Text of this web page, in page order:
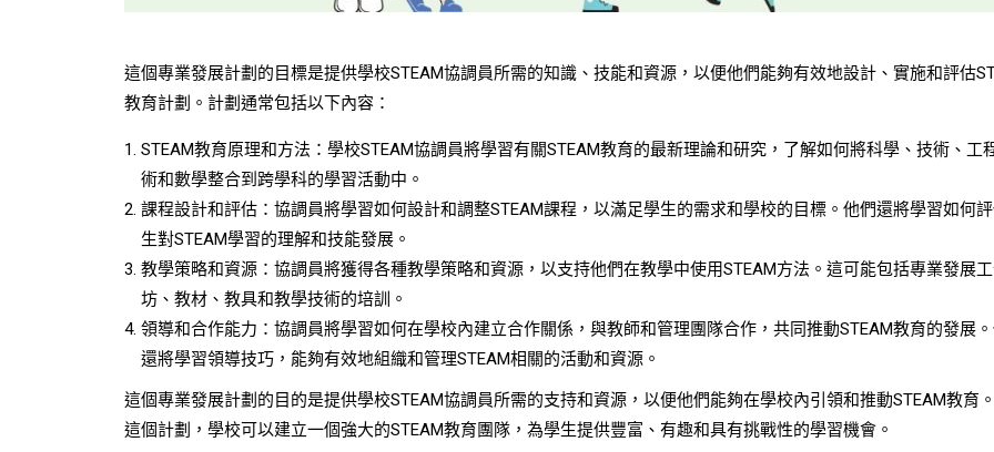
這個專業發展計劃的目標是提供學校STEAM協調員所需的知識、技能和資源，以便他們能夠有效地設計、實施和評估
教育計劃。計劃通常包括以下內容：
STEAM教育原理和方法：學校STEAM協調員將學習有關STEAM教育的最新理論和研究，了解如何將科學、技術、工
術和數學整合到跨學科的學習活動中。
課程設計和評估：協調員將學習如何設計和調整STEAM課程，以滿足學生的需求和學校的目標。他們還將學習如何
生對STEAM學習的理解和技能發展。
教學策略和資源：協調員將獲得各種教學策略和資源，以支持他們在教學中使用STEAM方法。這可能包括專業發展
坊、教材、教具和教學技術的培訓。
領導和合作能力：協調員將學習如何在學校內建立合作關係，與教師和管理團隊合作，共同推動STEAM教育的發展
還將學習領導技巧，能夠有效地組織和管理STEAM相關的活動和資源。
這個專業發展計劃的目的是提供學校STEAM協調員所需的支持和資源，以便他們能夠在學校內引領和推動STEAM教育
這個計劃，學校可以建立一個強大的STEAM教育團隊，為學生提供豐富、有趣和具有挑戰性的學習機會。